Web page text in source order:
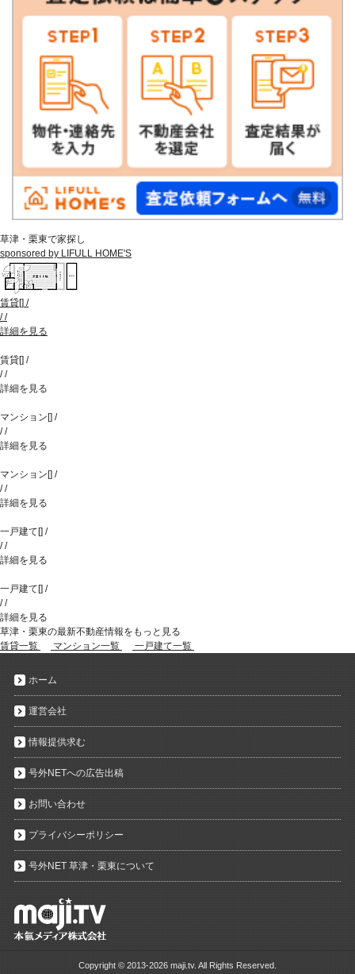
草津・栗東で家探し
sponsored by LIFULL HOME'S
賃貸[] /
//
詳細を見る
賃貸[] /
//
詳細を見る
マンション [] /
//
詳細を見る
マンション [] /
//
詳細を見る
一戸建て [] /
//
詳細を見る
一戸建て [] /
//
詳細を見る
草津・栗東の最新不動産情報をもっと見る
賃貸一覧
マンション一覧 一戸建て一覧
ホーム
運営会社
情報提供求む
号外NETへの広告出稿
お問い合わせ
プライバシーポリシー
号外NET 草津・栗東について
Copyright © 2013-2026 maji.tv. All Rights Reserved.